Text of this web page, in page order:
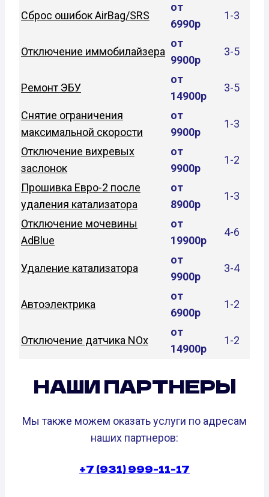
Сброс ошибок AirBag/SRS
от
6990р
1-3
Отключение иммобилайзера
от
9900р
3-5
Ремонт ЭБУ
от
14900р
3-5
Снятие ограничения
максимальной скорости
от
9900р
1-3
Отключение вихревых
заслонок
от
9900р
1-2
Прошивка Евро-2 после
удаления катализатора
от
8900р
1-3
Отключение мочевины
AdBlue
от
19900р
4-6
Удаление катализатора
от
9900р
3-4
Автоэлектрика
от
6900р
1-2
Отключение датчика NOx
от
14900р
1-2
НАШИ ПАРТНЕРЫ
Мы также можем оказать услуги по адресам
наших партнеров:
+7 (931) 999-11-17